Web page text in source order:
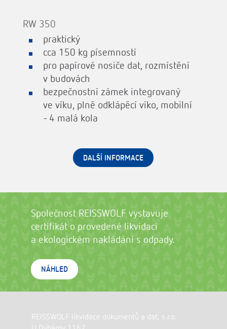
RW 350
praktický
cca 150 kg písemností
pro papírové nosiče dat, rozmístění
v budovách
bezpečnostní zámek integrovaný
ve víku, plně odklápěcí víko, mobilní
- 4 malá kola
DALŠÍ INFORMACE
Společnost REISSWOLF vystavuje
certifikát o provedené likvidaci
a ekologickém nakládání s odpady.
NÁHLED
REISSWOLF likvidace dokumentů a dat, s.r.o.